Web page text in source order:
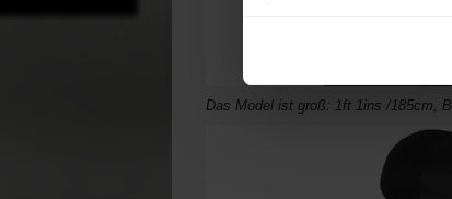
Das Model ist groß: 1ft 1ins /185cm,